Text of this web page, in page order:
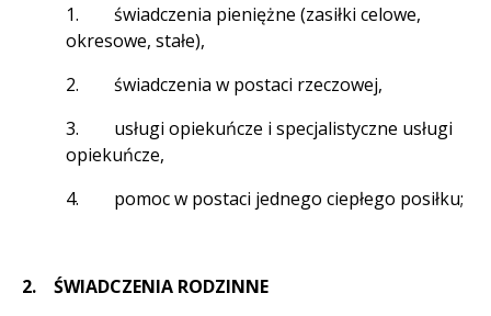
1. świadczenia pieniężne (zasiłki celowe,
okresowe, stałe),
2. świadczenia w postaci rzeczowej,
3. usługi opiekuńcze i specjalistyczne usługi
opiekuńcze,
4. pomoc w postaci jednego ciepłego posiłku;
2. ŚWIADCZENIA RODZINNE